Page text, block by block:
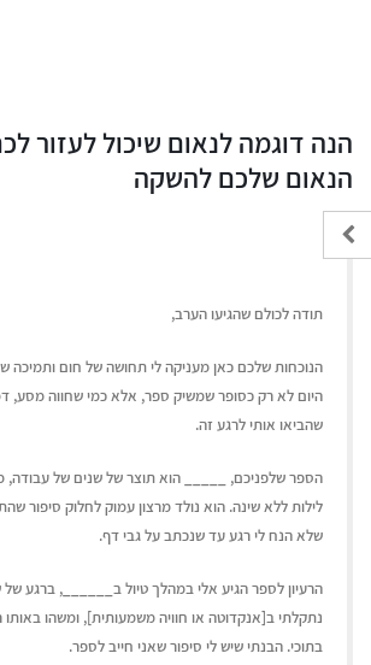
הנה דוגמה לנאום שיכול לעזור
הנאום שלכם להשקה
תודה לכולם שהגיעו הערב,
הנוכחות שלכם כאן מעניקה לי תחושה של חום ותמיכה
היום לא רק כסופר שמשיק ספר, אלא כמי שחווה מסע,
שהביאו אותי לרגע זה.
הספר שלפניכם, _____ הוא תוצר של שנים של
לילות ללא שינה. הוא נולד מרצון עמוק לחלוק סיפור
שלא הנח לי רגע עד שנכתב על גבי דף.
הרעיון לספר הגיע אלי במהלך טיול ב______, ברגע של
נתקלתי ב[אנקדוטה או חוויה משמעותית], ומשהו
בתוכי. הבנתי שיש לי סיפור שאני חייב לספר.